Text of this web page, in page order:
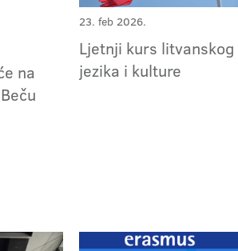
na
23. feb 2026.
Ljetnji kurs litvanskog
jezika i kulture